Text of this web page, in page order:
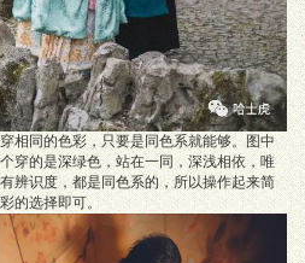
相同的色彩，只要是同色系就能够。图中
穿的是深绿色，站在一同，深浅相依，唯
辨识度，都是同色系的，所以操作起来简
的选择即可。